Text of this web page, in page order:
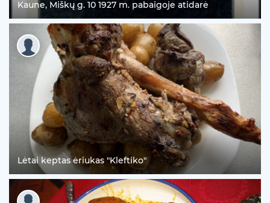
Kaune, Miškų g. 10 1927 m. pabaigoje atidarė
Lėtai keptas ėriukas "Kleftiko"